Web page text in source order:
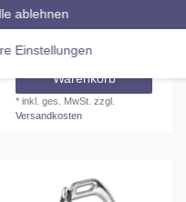
wood
239,00 € *
In den
Warenkorb
*inkl. ges. MwSt. zzgl.
Versandkosten
ablehnen
Einstellungen